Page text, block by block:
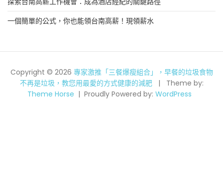
一個簡單的公式，你也能領台南高薪！現領薪水
Copyright © 2026 專家激推「三餐爆瘦組合」，早餐的垃圾食物
不再是垃圾，教您用最愛的方式健康的減肥
Theme by:
Theme Horse
Proudly Powered by: WordPress